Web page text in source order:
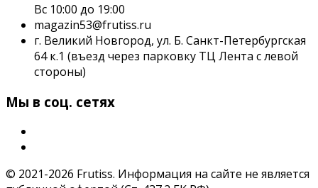
Вс 10:00 до 19:00
magazin53@frutiss.ru
г. Великий Новгород, ул. Б. Санкт-Петербургская
64 к.1 (въезд через парковку ТЦ Лента с левой
стороны)
Мы в соц. сетях
© 2021-2026 Frutiss. Информация на сайте не является